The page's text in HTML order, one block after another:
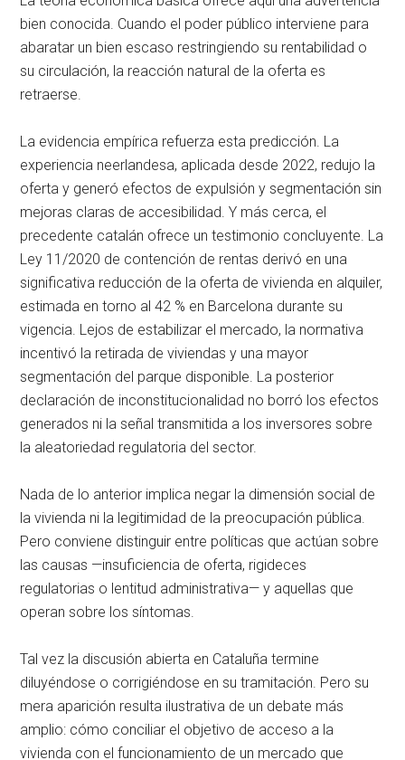
bien conocida. Cuando el poder público interviene para
abaratar un bien escaso restringiendo su rentabilidad o
su circulación, la reacción natural de la oferta es
retraerse.
La evidencia empírica refuerza esta predicción. La
experiencia neerlandesa, aplicada desde 2022, redujo la
oferta y generó efectos de expulsión y segmentación sin
mejoras claras de accesibilidad. Y más cerca, el
precedente catalán ofrece un testimonio concluyente. La
Ley 11/2020 de contención de rentas derivó en una
significativa reducción de la oferta de vivienda en alquiler,
estimada en torno al 42 % en Barcelona durante su
vigencia. Lejos de estabilizar el mercado, la normativa
incentivó la retirada de viviendas y una mayor
segmentación del parque disponible. La posterior
declaración de inconstitucionalidad no borró los efectos
generados ni la señal transmitida a los inversores sobre
la aleatoriedad regulatoria del sector.
Nada de lo anterior implica negar la dimensión social de
la vivienda ni la legitimidad de la preocupación pública.
Pero conviene distinguir entre políticas que actúan sobre
las causas —insuficiencia de oferta, rigideces
regulatorias o lentitud administrativa— y aquellas que
operan sobre los síntomas.
Tal vez la discusión abierta en Cataluña termine
diluyéndose o corrigiéndose en su tramitación. Pero su
mera aparición resulta ilustrativa de un debate más
amplio: cómo conciliar el objetivo de acceso a la
vivienda con el funcionamiento de un mercado que